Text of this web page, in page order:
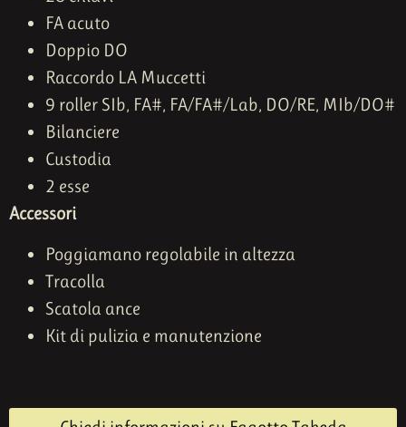
FA acuto
Doppio DO
Raccordo LA Muccetti
9 roller SIb, FA#, FA/FA#/Lab, DO/RE, MIb/DO#
Bilanciere
Custodia
2 esse
Accessori
Poggiamano regolabile in altezza
Tracolla
Scatola ance
Kit di pulizia e manutenzione